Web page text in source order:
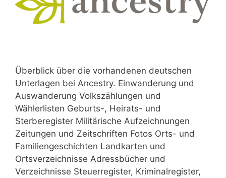
Überblick über die vorhandenen deutschen
Unterlagen bei Ancestry. Einwanderung und
Auswanderung Volkszählungen und
Wählerlisten Geburts-, Heirats- und
Sterberegister Militärische Aufzeichnungen
Zeitungen und Zeitschriften Fotos Orts- und
Familiengeschichten Landkarten und
Ortsverzeichnisse Adressbücher und
Verzeichnisse Steuerregister, Kriminalregister,